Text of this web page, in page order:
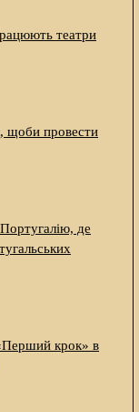
театри
щоби провести
де
крок» в